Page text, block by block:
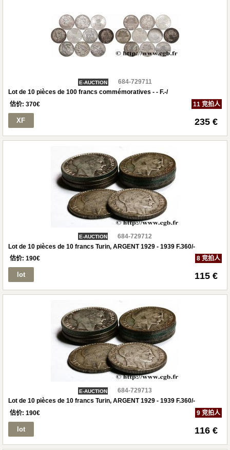
E-AUCTION
684-729711
Lot de 10 pièces de 100 francs commémoratives - - F.-/
估价: 370€ 11 竞拍人
XF 235 €
E-AUCTION
684-729712
Lot de 10 pièces de 10 francs Turin, ARGENT 1929 - 1939 F.360/-
估价: 190€ 8 竞拍人
lot 115 €
E-AUCTION
684-729713
Lot de 10 pièces de 10 francs Turin, ARGENT 1929 - 1939 F.360/-
估价: 190€ 9 竞拍人
lot 116 €